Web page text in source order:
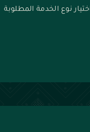
نوع الخدمة المطلوبة